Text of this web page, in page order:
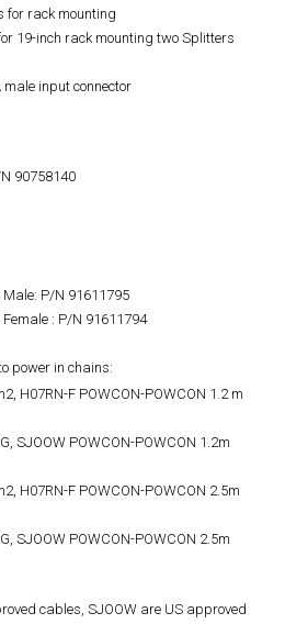
for rack mounting
19-inch rack mounting two Splitters
male input connector
90758140
Male: P/N 91611795
: P/N 91611794
power in chains:
H07RN-F POWCON-POWCON 1.2 m
SJOOW POWCON-POWCON 1.2m
H07RN-F POWCON-POWCON 2.5m
SJOOW POWCON-POWCON 2.5m
cables, SJOOW are US approved